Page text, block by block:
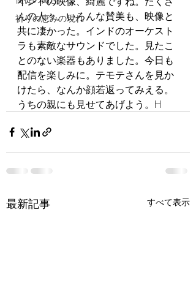
祈りの恵みの現れ
んの人々、いろんな賛美も、映像と
共に凄かった。インドのオーケスト
ラも素敵なサウンドでした。見たこ
とのない楽器もありました。今日も
配信を楽しみに。テモテさんを見か
けたら、なんか顔若返ってみえる。
うちの親にも見せてあげよう。H
最新記事 すべて表示